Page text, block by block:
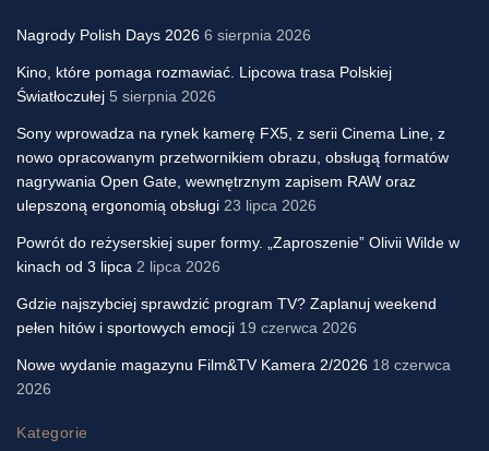
Nagrody Polish Days 2026 6 sierpnia 2026
Kino, które pomaga rozmawiać. Lipcowa trasa Polskiej
Światłoczułej 5 sierpnia 2026
Sony wprowadza na rynek kamerę FX5, z serii Cinema Line, z
nowo opracowanym przetwornikiem obrazu, obsługą formatów
nagrywania Open Gate, wewnętrznym zapisem RAW oraz
ulepszoną ergonomią obsługi 23 lipca 2026
Powrót do reżyserskiej super formy. „Zaproszenie” Olivii Wilde w
kinach od 3 lipca 2 lipca 2026
Gdzie najszybciej sprawdzić program TV? Zaplanuj weekend
pełen hitów i sportowych emocji 19 czerwca 2026
Nowe wydanie magazynu Film&TV Kamera 2/2026 18 czerwca
2026
Kategorie